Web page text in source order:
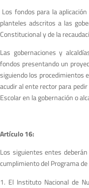
Los fondos para la
planteles adscritos a las
Constitucional y de la
Las gobernaciones y
fondos presentando un
siguiendo los procedimientos
acudir al ente rector para
Escolar en la gobernación o
Artículo 16:
Los siguientes entes
cumplimiento del Programa
El Instituto Nacional de